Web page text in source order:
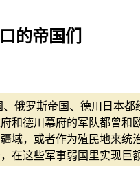
的帝国们
俄罗斯帝国、德川日本
和德川幕府的军队都曾
域，或者作为殖民地来
在这些军事弱国里实现巨